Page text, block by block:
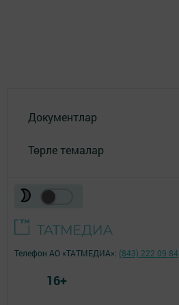
Документлар
Төрле темалар
Телефон АО «ТАТМЕДИА»: (843) 222 09 84
16+